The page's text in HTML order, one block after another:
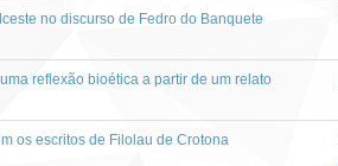
no discurso de Fedro do Banquete
reflexão bioética a partir de um relato
os escritos de Filolau de Crotona